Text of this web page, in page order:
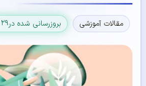
مقالات آموزشی بروزرسانی شده در۲۹ آبان ۱۴۰۲